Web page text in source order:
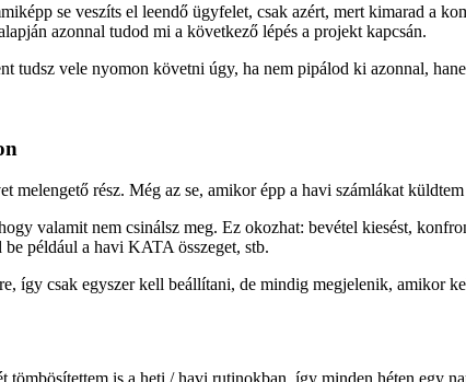
se veszíts el leendő ügyfelet, csak azért, mert kimarad a
azonnal tudod mi a következő lépés a projekt kapcsán.
tudsz vele nyomon követni úgy, ha nem pipálod ki azonnal,
melengető rész. Még az se, amikor épp a havi számlákat
valamit nem csinálsz meg. Ez okozhat: bevétel kiesést,
például a havi KATA összeget, stb.
így csak egyszer kell beállítani, de mindig megjelenik, amikor